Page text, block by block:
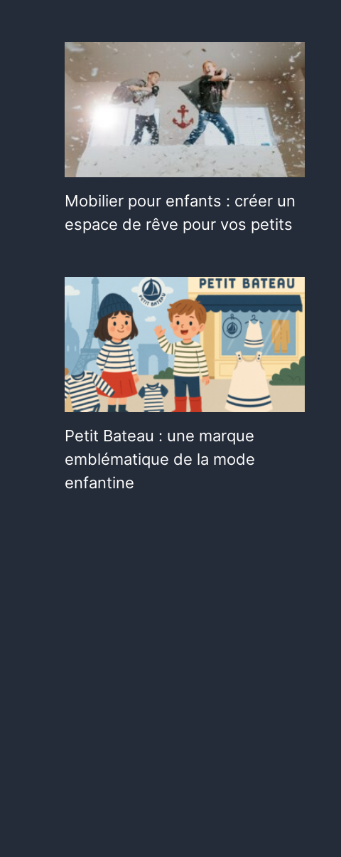
Mobilier pour enfants : créer un
espace de rêve pour vos petits
Petit Bateau : une marque
emblématique de la mode
enfantine